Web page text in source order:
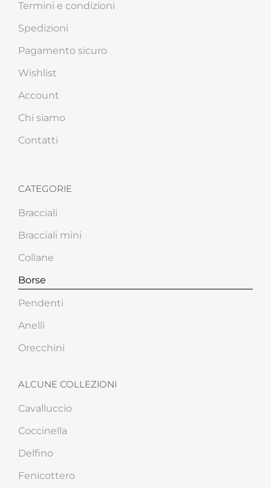
Termini e condizioni
Spedizioni
Pagamento sicuro
Wishlist
Account
Chi siamo
Contatti
CATEGORIE
Bracciali
Bracciali mini
Collane
Borse
Pendenti
Anelli
Orecchini
ALCUNE COLLEZIONI
Cavalluccio
Coccinella
Delfino
Fenicottero